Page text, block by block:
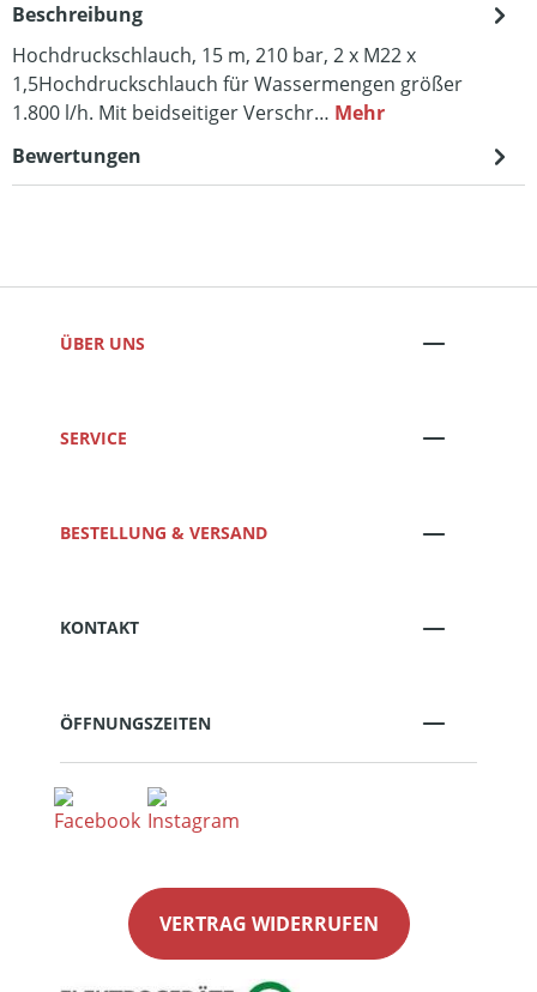
Beschreibung
Hochdruckschlauch, 15 m, 210 bar, 2 x M22 x
1,5Hochdruckschlauch für Wassermengen größer
1.800 l/h. Mit beidseitiger Verschr… Mehr
Bewertungen
ÜBER UNS
SERVICE
BESTELLUNG & VERSAND
KONTAKT
ÖFFNUNGSZEITEN
VERTRAG WIDERRUFEN